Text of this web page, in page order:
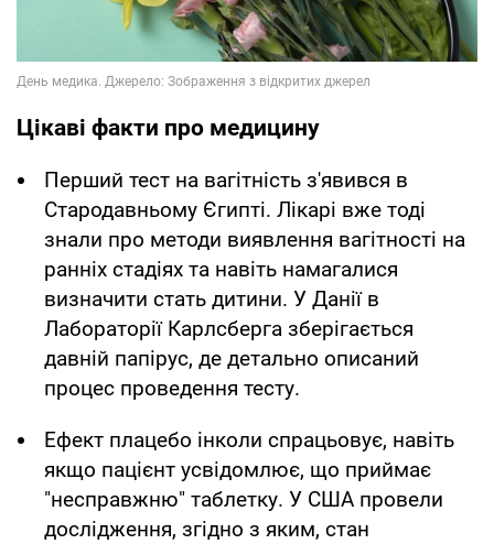
Цікаві факти про медицину
Перший тест на вагітність з'явився в
Стародавньому Єгипті. Лікарі вже тоді
знали про методи виявлення вагітності на
ранніх стадіях та навіть намагалися
визначити стать дитини. У Данії в
Лабораторії Карлсберга зберігається
давній папірус, де детально описаний
процес проведення тесту.
Ефект плацебо інколи спрацьовує, навіть
якщо пацієнт усвідомлює, що приймає
"несправжню" таблетку. У США провели
дослідження, згідно з яким, стан